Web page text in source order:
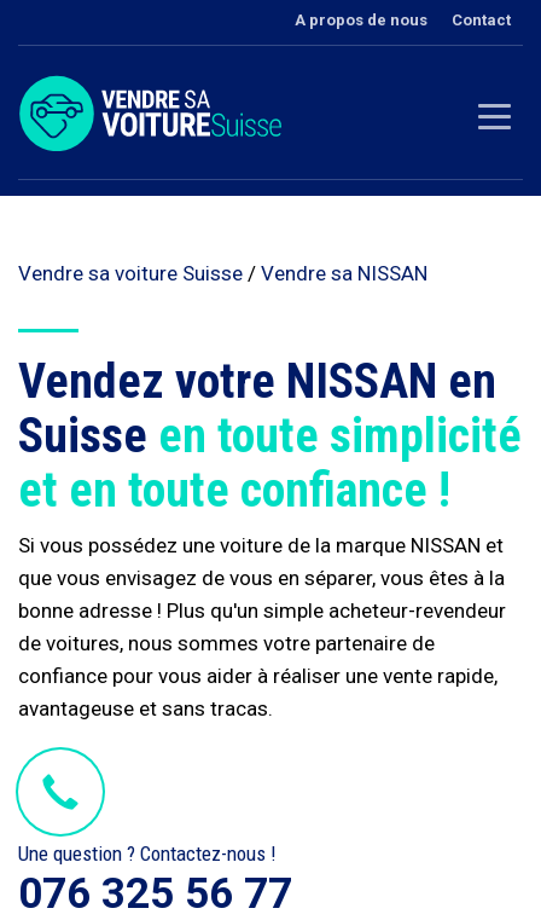
A propos de nous Contact
Vendre sa voiture Suisse / Vendre sa NISSAN
Vendez votre NISSAN en
Suisse en toute simplicité
et en toute confiance !
Si vous possédez une voiture de la marque NISSAN et
que vous envisagez de vous en séparer, vous êtes à la
bonne adresse ! Plus qu'un simple acheteur-revendeur
de voitures, nous sommes votre partenaire de
confiance pour vous aider à réaliser une vente rapide,
avantageuse et sans tracas.
Une question ? Contactez-nous !
076 325 56 77